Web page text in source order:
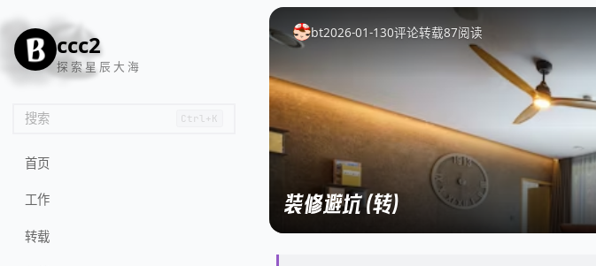
🙌
🐟
🏖️
ccc2
探 索 星 辰 大 海
搜索 Ctrl+K
首页
工作
转载
bt2026-01-130评论转载87阅读
装修避坑（转）